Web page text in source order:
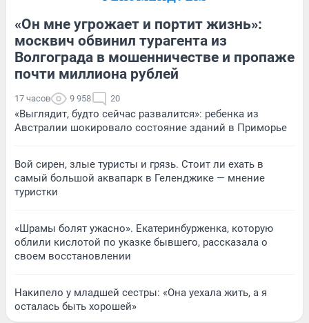
«Он мне угрожает и портит жизнь»:
москвич обвинил турагента из
Волгограда в мошенничестве и пропаже
почти миллиона рублей
17 часов 9 958 20
«Выглядит, будто сейчас развалится»: ребенка из
Австралии шокировало состояние зданий в Приморье
Вой сирен, злые туристы и грязь. Стоит ли ехать в
самый большой аквапарк в Геленджике — мнение
туристки
«Шрамы болят ужасно». Екатеринбурженка, которую
облили кислотой по указке бывшего, рассказала о
своем восстановлении
Накипело у младшей сестры: «Она уехала жить, а я
осталась быть хорошей»